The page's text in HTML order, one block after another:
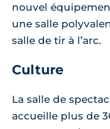
nouvel
une salle
salle de tir à l’arc.
Culture
La salle de
accueille plus de